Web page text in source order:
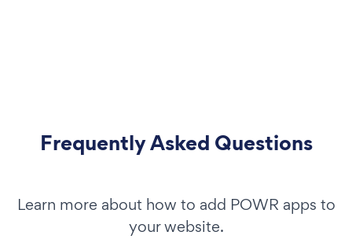
Frequently Asked Questions
Learn more about how to add POWR apps to
your website.